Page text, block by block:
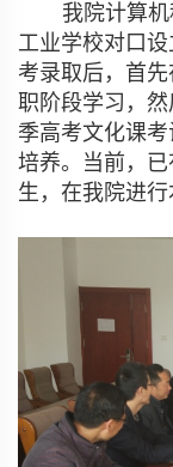
我院计算
工业学校对口
考录取后，首
职阶段学习，
季高考文化课
培养。当前，已
生，在我院进行